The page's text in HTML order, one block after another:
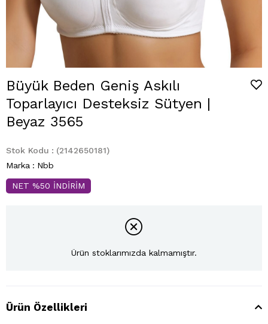
Büyük Beden Geniş Askılı
Toparlayıcı Desteksiz Sütyen |
Beyaz 3565
Stok Kodu
(2142650181)
Marka : Nbb
NET %50 İNDİRİM
Ürün stoklarımızda kalmamıştır.
Ürün Özellikleri